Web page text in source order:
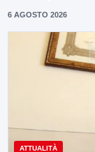
6 AGOSTO 2026
ATTUALITÀ